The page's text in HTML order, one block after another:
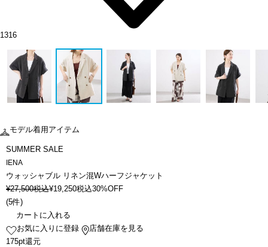
1316
モデル着用アイテム
SUMMER SALE
IENA
ウォッシャブル リネン混Wハーフジャケット
¥27,500税込¥19,250税込30%OFF
(5件)
カートに入れる
お気に入りに登録
店舗在庫を見る
175pt還元